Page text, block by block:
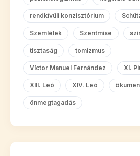
rendkívüli konzisztórium
Szemlélek Szentmise
tisztaság tomizmus
Víctor Manuel Fernández XI.
XIII. Leó XIV. Leó
önmegtagadás